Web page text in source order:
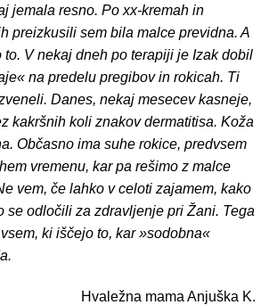
jemala resno. Po xx-kremah in
preizkusili sem bila malce previdna. A
to. V nekaj dneh po terapiji je Izak dobil
na predelu pregibov in rokicah. Ti
Danes, nekaj mesecev kasneje,
kakršnih koli znakov dermatitisa. Koža
Občasno ima suhe rokice, predvsem
vremenu, kar pa rešimo z malce
vem, če lahko v celoti zajamem, kako
se odločili za zdravljenje pri Žani. Tega
ki iščejo to, kar »sodobna«
Hvaležna mama Anjuška K.